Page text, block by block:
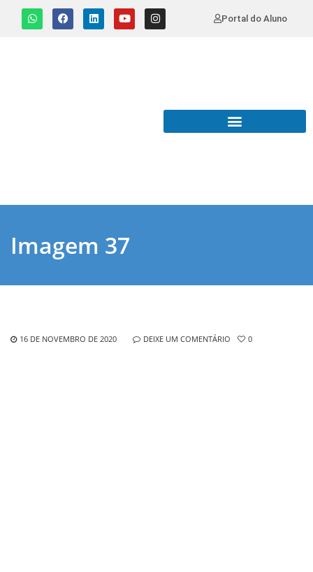
Portal do Aluno
Imagem 37
16 DE NOVEMBRO DE 2020 DEIXE UM COMENTÁRIO 0